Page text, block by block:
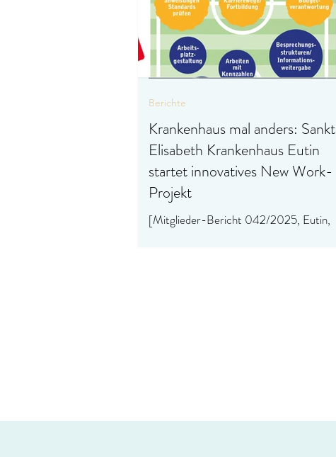
Krankenhaus mal anders: Sankt
Elisabeth Krankenhaus Eutin
startet innovatives New Work-
Projekt
[Mitglieder-Bericht 042/2025, Eutin,
Berichte